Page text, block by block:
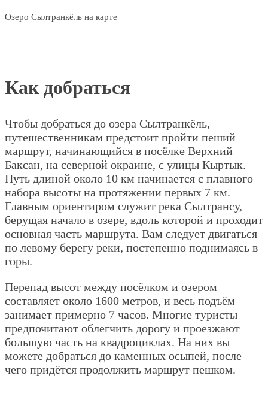
Озеро Сылтранкёль на карте
Как добраться
Чтобы добраться до озера Сылтранкёль,
путешественникам предстоит пройти пеший
маршрут, начинающийся в посёлке Верхний
Баксан, на северной окраине, с улицы Кыртык.
Путь длиной около 10 км начинается с плавного
набора высоты на протяжении первых 7 км.
Главным ориентиром служит река Сылтрансу,
берущая начало в озере, вдоль которой и проходит
основная часть маршрута. Вам следует двигаться
по левому берегу реки, постепенно поднимаясь в
горы.
Перепад высот между посёлком и озером
составляет около 1600 метров, и весь подъём
занимает примерно 7 часов. Многие туристы
предпочитают облегчить дорогу и проезжают
большую часть на квадроциклах. На них вы
можете добраться до каменных осыпей, после
чего придётся продолжить маршрут пешком.